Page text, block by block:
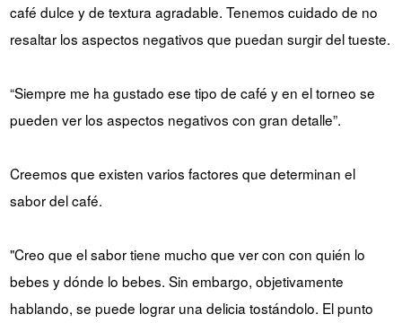
café dulce y de textura agradable. Tenemos cuidado de no
resaltar los aspectos negativos que puedan surgir del tueste.
“Siempre me ha gustado ese tipo de café y en el torneo se
pueden ver los aspectos negativos con gran detalle”.
Creemos que existen varios factores que determinan el
sabor del café.
"Creo que el sabor tiene mucho que ver con con quién lo
bebes y dónde lo bebes. Sin embargo, objetivamente
hablando, se puede lograr una delicia tostándolo. El punto